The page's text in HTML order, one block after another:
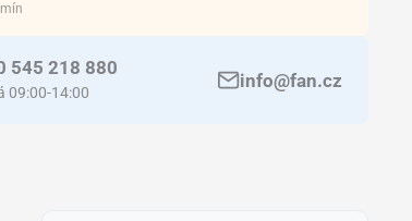
545 218 880
09:00-14:00
info@fan.cz